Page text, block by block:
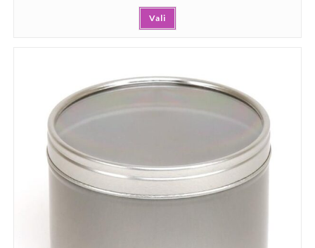
Vali